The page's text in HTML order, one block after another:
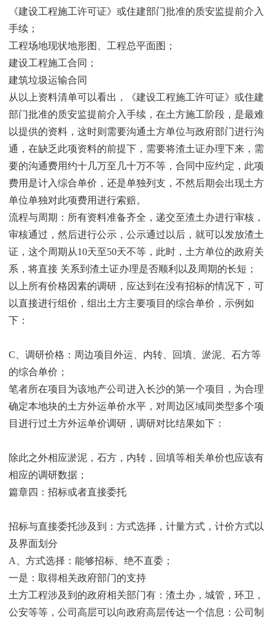
《建设工程施工许可证》或住建部门批准的质安监提前介入
手续；
工程场地现状地形图、工程总平面图；
建设工程施工合同；
建筑垃圾运输合同
从以上资料清单可以看出，《建设工程施工许可证》或住建
部门批准的质安监提前介入手续，在土方施工阶段，是最难
以提供的资料，这时则需要沟通土方单位与政府部门进行沟
通，在缺乏此项资料的前提下，需要将渣土证办理下来，需
要的沟通费用约十几万至几十万不等，合同中应约定，此项
费用是计入综合单价，还是单独列支，不然后期会出现土方
单位单独对此项费用进行索赔。
流程与周期：所有资料准备齐全，递交至渣土办进行审核，
审核通过，然后进行公示，公示通过以后，就可以发放渣土
证，这个周期从10天至50天不等，此时，土方单位的政府关
系，将直接 关系到渣土证办理是否顺利以及周期的长短；
以上所有价格因素的调研，应达到在没有招标的情况下，可
以直接进行组价，组出土方主要项目的综合单价，示例如
下：
C、调研价格：周边项目外运、内转、回填、淤泥、石方等
的综合单价；
笔者所在项目为该地产公司进入长沙的第一个项目，为合理
确定本地块的土方外运单价水平，对周边区域同类型多个项
目进行过土方外运单价调研，调研对比结果如下：
除此之外相应淤泥，石方，内转，回填等相关单价也应该有
相应的调研数据；
篇章四：招标或者直接委托
招标与直接委托涉及到：方式选择，计量方式，计价方式以
及界面划分
A、方式选择：能够招标、绝不直委；
一是：取得相关政府部门的支持
土方工程涉及到的政府相关部门有：渣土办，城管，环卫，
公安等等，公司高层可以向政府高层传达一个信息：公司制